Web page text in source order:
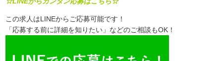
この求人はLINEからご応募可能です！
「応募する前に詳細を知りたい」などのご相談もOK！